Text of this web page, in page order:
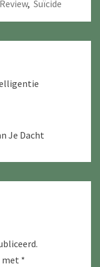
Review, Suïcide
Je Dacht
met *